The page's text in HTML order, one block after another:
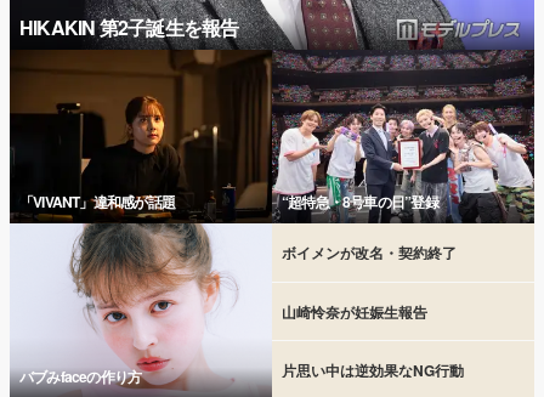
HIKAKIN 第2子誕生を報告
「VIVANT」違和感が話題 “超特急・8号車の日”登録
バブみfaceの作り方
ボイメンが改名・契約終了
山崎怜奈が妊娠生報告
片思い中は逆効果なNG行動